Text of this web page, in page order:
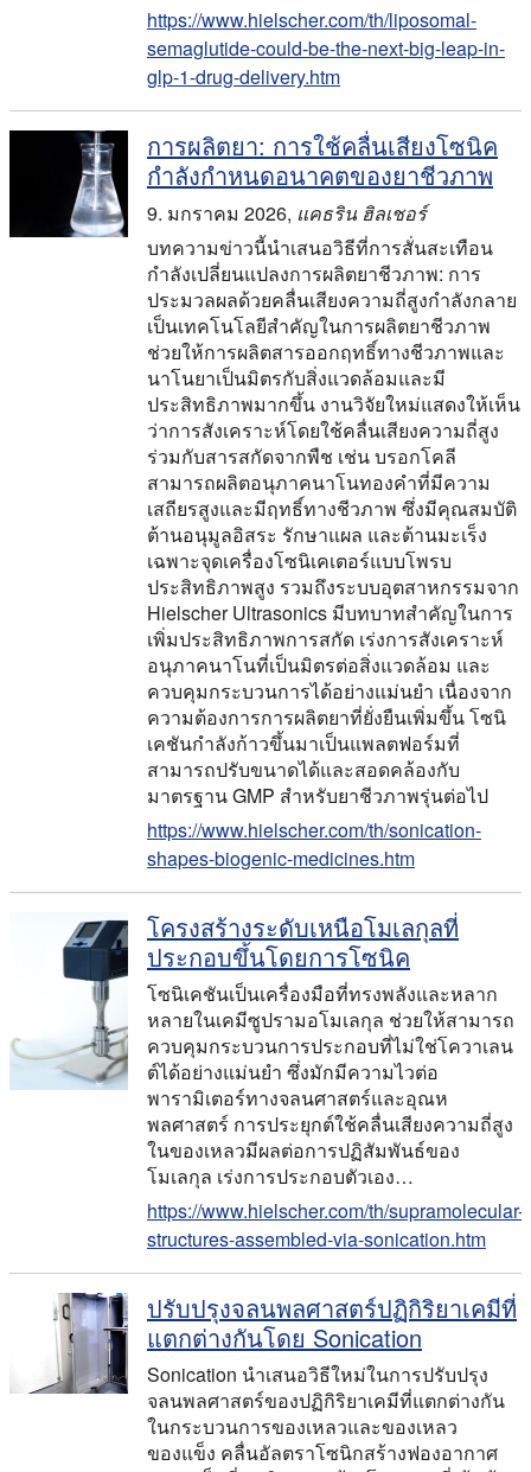
https://www.hielscher.com/th/liposomal-
semaglutide-could-be-the-next-big-leap-in-
glp-1-drug-delivery.htm
การผลิตยา: การใช้คลื่นเสียงโซนิค
กำลังกำหนดอนาคตของยาชีวภาพ
9. มกราคม 2026, แคธริน ฮิลเชอร์
บทความข่าวนี้นำเสนอวิธีที่การสั่นสะเทือน
กำลังเปลี่ยนแปลงการผลิตยาชีวภาพ: การ
ประมวลผลด้วยคลื่นเสียงความถี่สูงกำลังกลาย
เป็นเทคโนโลยีสำคัญในการผลิตยาชีวภาพ
ช่วยให้การผลิตสารออกฤทธิ์ทางชีวภาพและ
นาโนยาเป็นมิตรกับสิ่งแวดล้อมและมี
ประสิทธิภาพมากขึ้น งานวิจัยใหม่แสดงให้เห็น
ว่าการสังเคราะห์โดยใช้คลื่นเสียงความถี่สูง
ร่วมกับสารสกัดจากพืช เช่น บรอกโคลี
สามารถผลิตอนุภาคนาโนทองคำที่มีความ
เสถียรสูงและมีฤทธิ์ทางชีวภาพ ซึ่งมีคุณสมบัติ
ต้านอนุมูลอิสระ รักษาแผล และต้านมะเร็ง
เฉพาะจุดเครื่องโซนิเคเตอร์แบบโพรบ
ประสิทธิภาพสูง รวมถึงระบบอุตสาหกรรมจาก
Hielscher Ultrasonics มีบทบาทสำคัญในการ
เพิ่มประสิทธิภาพการสกัด เร่งการสังเคราะห์
อนุภาคนาโนที่เป็นมิตรต่อสิ่งแวดล้อม และ
ควบคุมกระบวนการได้อย่างแม่นยำ เนื่องจาก
ความต้องการการผลิตยาที่ยั่งยืนเพิ่มขึ้น โซนิ
เคชันกำลังก้าวขึ้นมาเป็นแพลตฟอร์มที่
สามารถปรับขนาดได้และสอดคล้องกับ
มาตรฐาน GMP สำหรับยาชีวภาพรุ่นต่อไป
https://www.hielscher.com/th/sonication-
shapes-biogenic-medicines.htm
โครงสร้างระดับเหนือโมเลกุลที่
ประกอบขึ้นโดยการโซนิค
โซนิเคชันเป็นเครื่องมือที่ทรงพลังและหลาก
หลายในเคมีซูปรามอโมเลกุล ช่วยให้สามารถ
ควบคุมกระบวนการประกอบที่ไม่ใช่โควาเลน
ต์ได้อย่างแม่นยำ ซึ่งมักมีความไวต่อ
พารามิเตอร์ทางจลนศาสตร์และอุณห
พลศาสตร์ การประยุกต์ใช้คลื่นเสียงความถี่สูง
ในของเหลวมีผลต่อการปฏิสัมพันธ์ของ
โมเลกุล เร่งการประกอบตัวเอง…
https://www.hielscher.com/th/supramolecular-
structures-assembled-via-sonication.htm
ปรับปรุงจลนพลศาสตร์ปฏิกิริยาเคมีที่
แตกต่างกันโดย Sonication
Sonication นําเสนอวิธีใหม่ในการปรับปรุง
จลนพลศาสตร์ของปฏิกิริยาเคมีที่แตกต่างกัน
ในกระบวนการของเหลวและของเหลว
ของแข็ง คลื่นอัลตราโซนิกสร้างฟองอากาศ